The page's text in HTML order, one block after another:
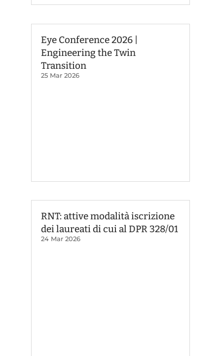
Eye Conference 2026 |
Engineering the Twin
Transition
25 Mar 2026
RNT: attive modalità iscrizione
dei laureati di cui al DPR 328/01
24 Mar 2026